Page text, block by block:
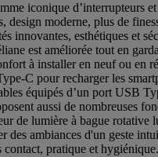
iconique d’interrupteurs et
design moderne, plus de
innovantes, esthétiques et
est améliorée tout en
à installer en neuf ou en
C pour recharger les
équipés d’un port USB
aussi de nombreuses
de lumière à bague rotative
des ambiances d'un geste
contact, pratique et